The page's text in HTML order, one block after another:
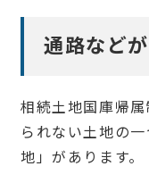
通路など
相続土地国庫帰
られない土地の
地」があります。